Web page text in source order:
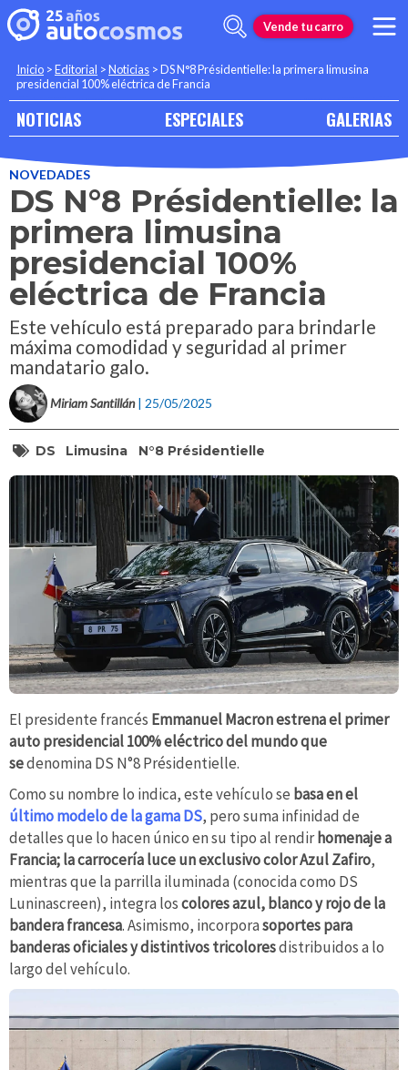
Vende tu carro
Inicio >Editorial >Noticias >DS N°8 Présidentielle: la primera limusina
presidencial 100% eléctrica de Francia
NOTICIAS ESPECIALES GALERIAS
NOVEDADES
DS N°8 Présidentielle: la
primera limusina
presidencial 100%
eléctrica de Francia
Este vehículo está preparado para brindarle
máxima comodidad y seguridad al primer
mandatario galo.
Miriam Santillán | 25/05/2025
DS Limusina N°8 Présidentielle
El presidente francés Emmanuel Macron estrena el primer
auto presidencial 100% eléctrico del mundo que
sedenomina DS N°8 Présidentielle.
Como su nombre lo indica, este vehículo se basa en el
último modelo de la gama DS, pero suma infinidad de
detalles que lo hacen único en su tipo al rendirhomenaje a
Francia; la carrocería luce un exclusivo color Azul Zafiro,
mientras que la parrilla iluminada (conocida como DS
Luninascreen), integra loscolores azul, blanco y rojo de la
bandera francesa. Asimismo, incorporasoportes para
banderas oficiales y distintivos tricoloresdistribuidos a lo
largo del vehículo.